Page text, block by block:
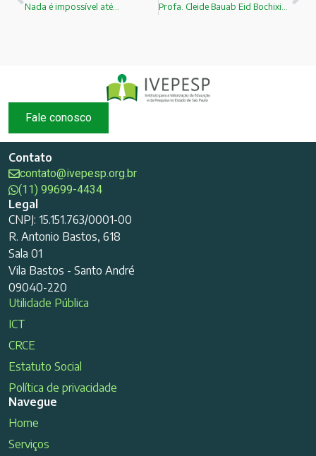
Nada é impossível até…
Fale conosco
Contato
contato@ivepesp.org.br
(11) 99699-4434
Legal
CNPJ: 15.151.763/0001-00
R. Antonio Bastos, 618
Sala 01
Vila Bastos - Santo André
09040-220
Utilidade Pública
ICT
CRCE
Estatuto Social
Política de privacidade
Navegue
Home
Serviços